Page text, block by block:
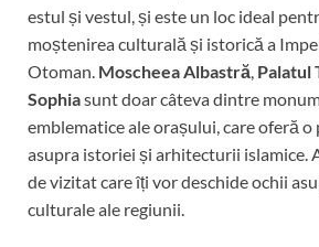
estul și vestul, și este un loc ideal
moștenirea culturală și istorică a
Otoman. Moscheea Albastră, Palatul
Sophiasunt doar câteva dintre
emblematice ale orașului, care oferă
asupra istoriei și arhitecturii islamice.
de vizitat care îți vor deschide ochii
culturale ale regiunii.